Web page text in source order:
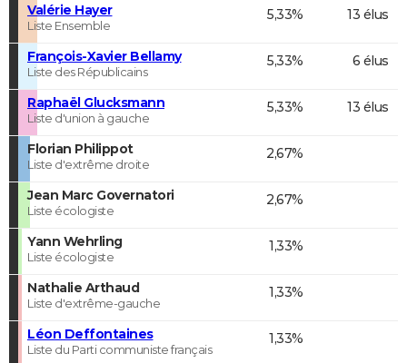
Valérie Hayer
Liste Ensemble
5,33% 13 élus
François-Xavier Bellamy
Liste des Républicains
5,33% 6 élus
Raphaël Glucksmann
Liste d'union à gauche
5,33% 13 élus
Florian Philippot
Liste d'extrême droite
2,67%
Jean Marc Governatori
Liste écologiste
2,67%
Yann Wehrling
Liste écologiste
1,33%
Nathalie Arthaud
Liste d'extrême-gauche
1,33%
Léon Deffontaines
Liste du Parti communiste français
1,33%